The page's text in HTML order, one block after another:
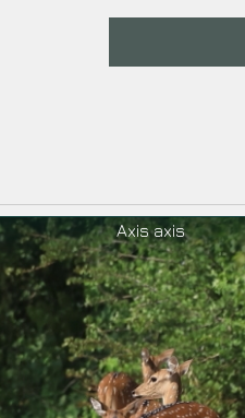
navigation
Axis axis